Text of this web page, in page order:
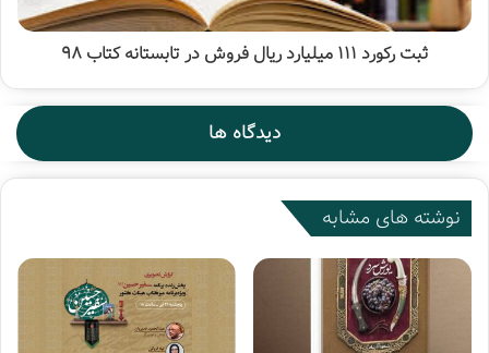
و البته کتاب های دفتر مطالعات جبهه فرهنگی انقلاب هم گمان ما
را قوی تر می کند.
در فروشگاه کتاب اسم، طبیعی است که همان اوایل، میز پر و
پیمانی به کتاب های نشر اسم تعلق داشته باشد.
ثبت رکورد 111 میلیارد ریال فروش در تابستانه کتاب 98
دیدگاه ها
نوشته های مشابه